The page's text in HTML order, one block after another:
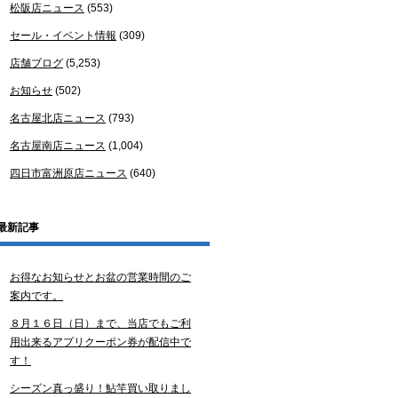
松阪店ニュース (553)
セール・イベント情報 (309)
店舗ブログ (5,253)
お知らせ (502)
名古屋北店ニュース (793)
名古屋南店ニュース (1,004)
四日市富洲原店ニュース (640)
新記事
お得なお知らせとお盆の営業時間のご
案内です。
８月１６日（日）まで、当店でもご利
用出来るアプリクーポン券が配信中で
す！
シーズン真っ盛り！鮎竿買い取りまし